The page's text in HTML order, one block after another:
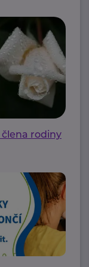
rodiny